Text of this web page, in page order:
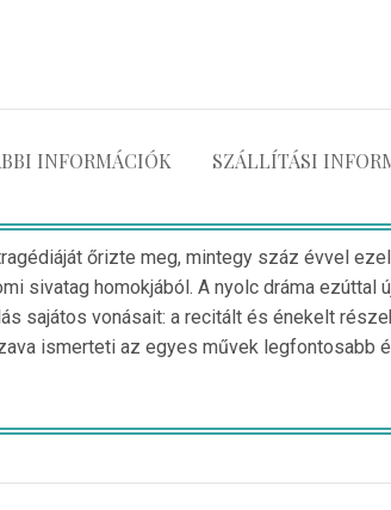
INFORMÁCIÓK SZÁLLÍTÁSI
őrizte meg, mintegy száz évvel
sivatag homokjából. A nyolc dráma ezúttal
sajátos vonásait: a recitált és énekelt
ismerteti az egyes művek legfontosabb